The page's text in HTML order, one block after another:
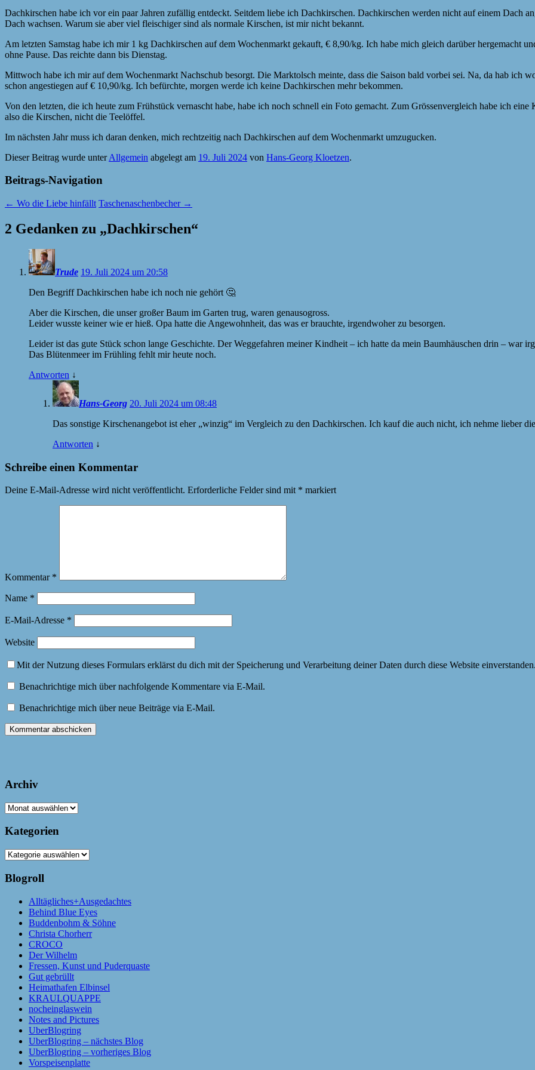
Dachkirschen habe ich vor ein paar Jahren zufällig entdeckt. Seitdem liebe ich Dachkirschen. Dachkirschen werden nicht auf einem Dach
Dach wachsen. Warum sie aber viel fleischiger sind als normale Kirschen, ist mir nicht bekannt.
Am letzten Samstag habe ich mir 1 kg Dachkirschen auf dem Wochenmarkt gekauft, € 8,90/kg. Ich habe mich gleich darüber hergemacht
ohne Pause. Das reichte dann bis Dienstag.
Mittwoch habe ich mir auf dem Wochenmarkt Nachschub besorgt. Die Marktolsch meinte, dass die Saison bald vorbei sei. Na, da hab ich
schon angestiegen auf € 10,90/kg. Ich befürchte, morgen werde ich keine Dachkirschen mehr bekommen.
Von den letzten, die ich heute zum Frühstück vernascht habe, habe ich noch schnell ein Foto gemacht. Zum Grössenvergleich habe ich
also die Kirschen, nicht die Teelöffel.
Im nächsten Jahr muss ich daran denken, mich rechtzeitig nach Dachkirschen auf dem Wochenmarkt umzugucken.
Dieser Beitrag wurde unterAllgemein abgelegt am 19. Juli 2024 von Hans-Georg Kloetzen.
Beitrags-Navigation
← Wo die Liebe hinfällt Taschenaschenbecher →
2 Gedanken zu „Dachkirschen“
Trude 19. Juli 2024 um 20:58
Den Begriff Dachkirschen habe ich noch nie gehört 🤔
Aber die Kirschen, die unser großer Baum im Garten trug, waren genausogross.
Leider wusste keiner wie er hieß. Opa hatte die Angewohnheit, das was er brauchte, irgendwoher zu besorgen.
Leider ist das gute Stück schon lange Geschichte. Der Weggefahren meiner Kindheit – ich hatte da mein Baumhäuschen drin – war
Das Blütenmeer im Frühling fehlt mir heute noch.
Antworten ↓
Hans-Georg 20. Juli 2024 um 08:48
Das sonstige Kirschenangebot ist eher „winzig“ im Vergleich zu den Dachkirschen. Ich kauf die auch nicht, ich nehme lieber
Antworten ↓
Schreibe einen Kommentar
Deine E-Mail-Adresse wird nicht veröffentlicht. Erforderliche Felder sind mit * markiert
Kommentar *
Name *
E-Mail-Adresse *
Website
Mit der Nutzung dieses Formulars erklärst du dich mit der Speicherung und Verarbeitung deiner Daten durch diese Website
Benachrichtige mich über nachfolgende Kommentare via E-Mail.
Benachrichtige mich über neue Beiträge via E-Mail.
Archiv
Archiv
Kategorien
Kategorien
Blogroll
Alltägliches+Ausgedachtes
Behind Blue Eyes
Buddenbohm & Söhne
Christa Chorherr
CROCO
Der Wilhelm
Fressen, Kunst und Puderquaste
Gut gebrüllt
Heimathafen Elbinsel
KRAULQUAPPE
nocheinglaswein
Notes and Pictures
UberBlogring
UberBlogring – nächstes Blog
UberBlogring – vorheriges Blog
Vorspeisenplatte